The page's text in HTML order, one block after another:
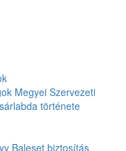
Megyei Szervezeti
története
Baleset biztosítás